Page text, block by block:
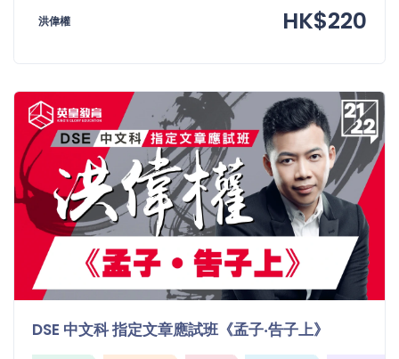
洪偉權 HK$220
DSE 中文科 指定文章應試班《孟子‧告子上》